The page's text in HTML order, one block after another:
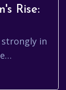
Rise:
strongly in